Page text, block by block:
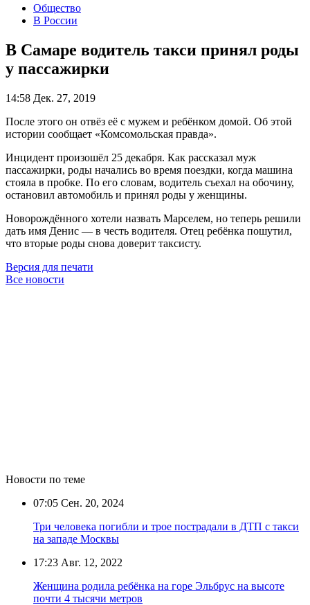
Общество
В России
В Самаре водитель такси принял роды
у пассажирки
14:58 Дек. 27, 2019
После этого он отвёз её с мужем и ребёнком домой. Об этой
истории сообщает «Комсомольская правда».
Инцидент произошёл 25 декабря. Как рассказал муж
пассажирки, роды начались во время поездки, когда машина
стояла в пробке. По его словам, водитель съехал на обочину,
остановил автомобиль и принял роды у женщины.
Новорождённого хотели назвать Марселем, но теперь решили
дать имя Денис — в честь водителя. Отец ребёнка пошутил,
что вторые роды снова доверит таксисту.
Версия для печати
Все новости
Новости по теме
07:05 Сен. 20, 2024
Три человека погибли и трое пострадали в ДТП с такси
на западе Москвы
17:23 Авг. 12, 2022
Женщина родила ребёнка на горе Эльбрус на высоте
почти 4 тысячи метров